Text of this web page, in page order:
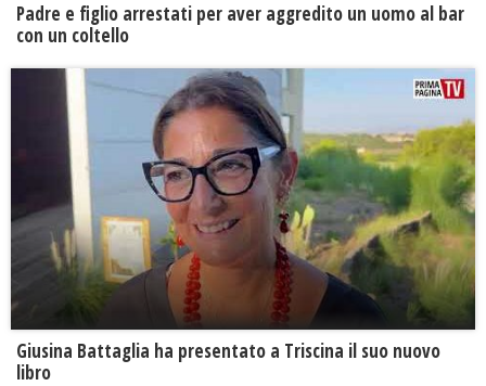
Padre e figlio arrestati per aver aggredito un uomo al bar
con un coltello
Giusina Battaglia ha presentato a Triscina il suo nuovo
libro